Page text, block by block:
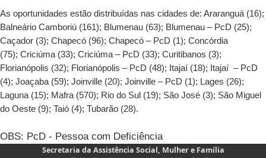
As oportunidades estão distribuídas nas cidades de: Araranguá (16);
Balneário Camboriú (161); Blumenau (63); Blumenau – PcD (25);
Caçador (3); Chapecó (96); Chapecó – PcD (1); Concórdia
(75); Criciúma (33); Criciúma – PcD (33); Curitibanos (3);
Florianópolis (32); Florianópolis – PcD (48); Itajaí (18); Itajaí – PcD
(4); Joaçaba (59); Joinville (20); Joinville – PcD (1); Lages (26);
Laguna (15); Mafra (570); Rio do Sul (19); São José (3); São Miguel
do Oeste (9); Taió (4); Tubarão (28).
OBS: PcD - Pessoa com Deficiência
Secretaria da Assistência Social, Mulher e Família